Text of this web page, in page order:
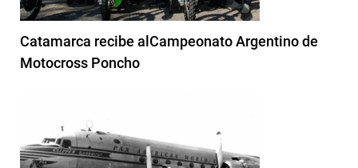
Catamarca recibe alCampeonato Argentino de
Motocross Poncho